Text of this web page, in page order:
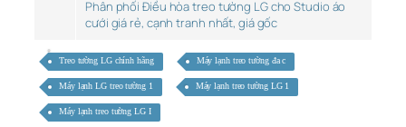
Phân phối Điều hòa treo tường LG cho Studio áo
cưới giá rẻ, cạnh tranh nhất, giá gốc
Treo tường LG chính hãng Máy lạnh treo tường đa c
Máy lạnh LG treo tường 1 Máy lạnh treo tường LG 1
Máy lạnh treo tường LG I